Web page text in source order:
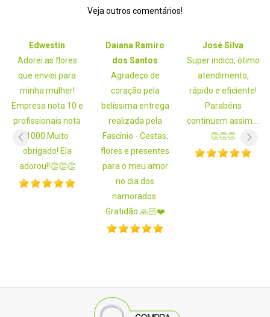
Veja outros comentários!
Edwestin
Adorei as flores
que enviei para
minha mulher!
Empresa nota 10 e
profissionais nota
1000.Muito
obrigado! Ela
adorou!!👏👏👏
Daiana Ramiro
dos Santos
Agradeço de
coração pela
belíssima entrega
realizada pela
Fascínio - Cestas,
flores e presentes
para o meu amor
no dia dos
namorados.
Gratidão 🙏🏻❤️
José Silva
Super indico, ótimo
atendimento,
rápido e eficiente!
Parabéns
continuem assim....
👏👏👏